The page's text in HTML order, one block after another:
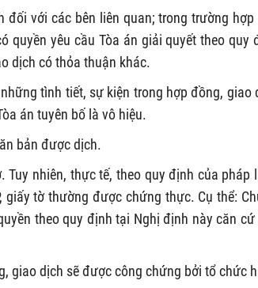
với các bên liên quan; trong trường hợp
quyền yêu cầu Tòa án giải quyết theo quy
dịch có thỏa thuận khác.
tình tiết, sự kiện trong hợp đồng, giao
án tuyên bố là vô hiệu.
bản được dịch.
nhiên, thực tế, theo quy định của pháp
tờ thường được chứng thực. Cụ thể:
theo quy định tại Nghị định này căn cứ
giao dịch sẽ được công chứng bởi tổ chức